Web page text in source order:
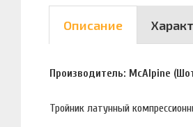
Описание
Производитель: McAlpine
Тройник латунный